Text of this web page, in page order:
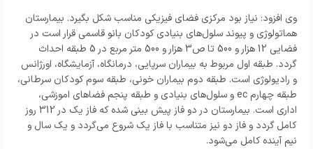
وی افزود: نیاز بود مرکزی فضای فیزیکی مناسب شکل بگیرد. بیمارستان
هماتولوژی و پیوند سلول‌های بنیادی کودکان بانو قاسمی قرار است در
فضایی 12 هزار و 500 تا ص3 هزار و 500 متر مربع در 5 طبقه احداث
گردد. طبقه اول مربوط به بیماران سرپایی، درمانگاه، آزمایشگاه، اورژانس
و رادیولوژی است. طبقه دوم بیماران خونی، طبقه سوم کودکان سرطانی،
طبقه چهارم ec و سلول‌های بنیادی و طبقه پنجم فضاهای اموزشی،
اداری است. بیمارستان در دو فاز پیش بینی شده که فاز یک در 312 روز
کامل گردد و فاز دو نیز متناسب با فاز یک شروع می‌گردد و یک سال و
نیم آینده کامل می‌شود.